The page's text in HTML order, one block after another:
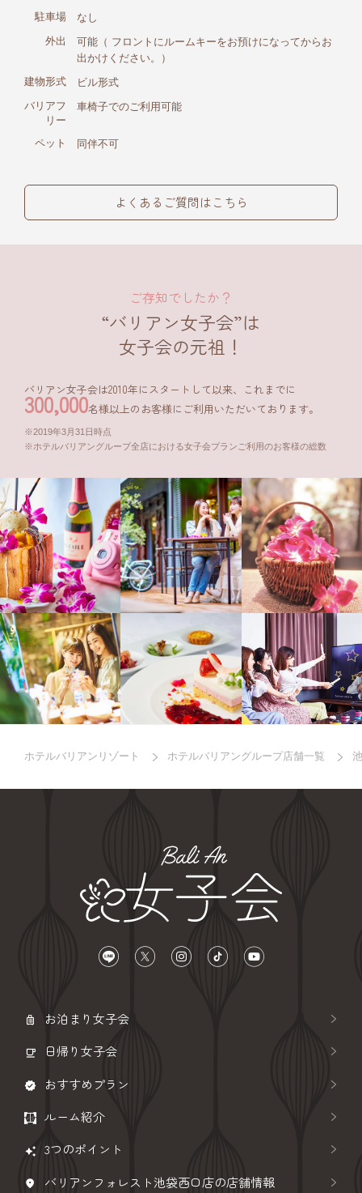
駐車場
なし
外出
可能（ フロントにルームキーをお預けになってからお
出かけください。）
建物形式
ビル形式
バリアフ
リー
車椅子でのご利用可能
ペット 同伴不可
よくあるご質問はこちら
ご存知でしたか？
“バリアン女子会”は
女子会の元祖！
バリアン女子会は2010年にスタートして以来、これまでに
300,000名様以上のお客様にご利用いただいております。
2019年3月31日時点
ホテルバリアングループ全店における女子会プランご利用のお客様の総数
ホテルバリアンリゾート ホテルバリアングループ店舗一覧
お泊まり女子会
日帰り女子会
おすすめプラン
ルーム紹介
3つのポイント
バリアンフォレスト池袋西口店の店舗情報